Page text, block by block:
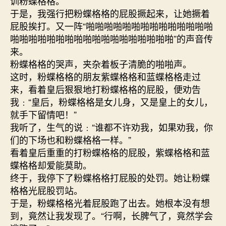
于是，我强行把粉蝶格格的屁股撅起来，让她撅着
屁股挨打。又一阵“啪啪啪啪啪啪啪啪啪啪啪啪啪啪
啪啪啪啪啪啪啪啪啪啪啪啪啪啪啪啪啪啪”的声音传
来。
粉蝶格格的哭声，夹杂着板子清脆的啪啪声。
这时，粉蝶格格的朋友紫蝶格格和蓝蝶格格走过
来，看着皇后狠狠地打粉蝶格格的屁股，便劝告
我﹕“皇后，粉蝶格格是女儿身，又是皇上的女儿，
就手下留情吧！”
我听了，生气的说﹕“谁都不许劝我，如果劝我，你
们的下场也和粉蝶格格一样。”
看着皇后重重的打粉蝶格格的屁股，紫蝶格格和蓝
蝶格格却爱能莫助。
终于，我停下了粉蝶格格打屁股的处罚。她让粉蝶
格格光屁股罚站。
于是，粉蝶格格光着屁股跑了出去。她根本没有想
到，竟然让我发现了。“行啊，长脾气了，竟然学会